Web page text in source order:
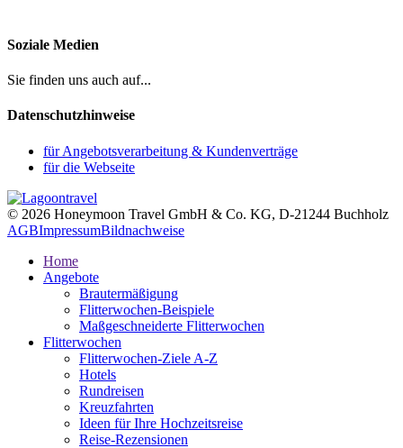
Soziale Medien
Sie finden uns auch auf...
Datenschutzhinweise
für Angebotsverarbeitung & Kundenverträge
für die Webseite
© 2026 Honeymoon Travel GmbH & Co. KG, D-21244 Buchholz
AGBImpressumBildnachweise
Home
Angebote
Brautermäßigung
Flitterwochen-Beispiele
Maßgeschneiderte Flitterwochen
Flitterwochen
Flitterwochen-Ziele A-Z
Hotels
Rundreisen
Kreuzfahrten
Ideen für Ihre Hochzeitsreise
Reise-Rezensionen